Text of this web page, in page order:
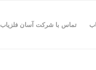
تماس با شرکت آسان فلزیاب